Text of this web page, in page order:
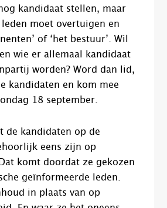
kandidaat stellen, maar
moet overtuigen en
of ‘het bestuur’. Wil
wie er allemaal kandidaat
worden? Word dan lid,
kandidaten en kom mee
18 september.
de kandidaten op de
eens zijn op
komt doordat ze gekozen
geïnformeerde leden.
in plaats van op